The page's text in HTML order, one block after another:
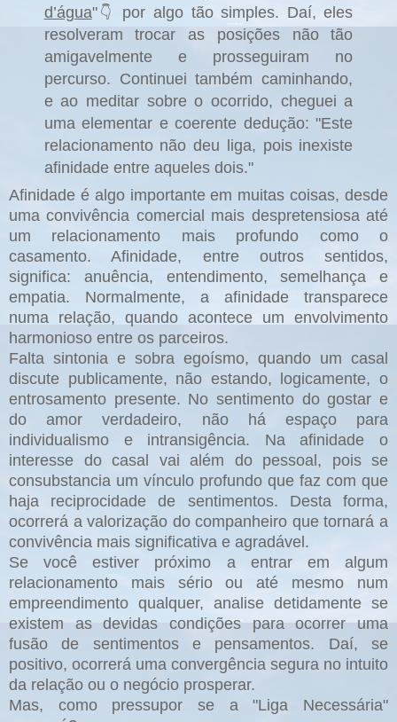
d’água"👇
por algo tão simples. Daí, eles
resolveram trocar as posições não tão
amigavelmente e prosseguiram no
percurso. Continuei também caminhando,
e ao meditar sobre o ocorrido, cheguei a
uma elementar e coerente dedução: "Este
relacionamento não deu liga, pois inexiste
afinidade entre aqueles dois."
Afinidade é algo importante em muitas coisas, desde
uma convivência comercial mais despretensiosa até
um relacionamento mais profundo como o
casamento. Afinidade, entre outros sentidos,
significa: anuência, entendimento, semelhança e
empatia. Normalmente, a afinidade transparece
numa relação, quando acontece um envolvimento
harmonioso entre os parceiros.
Falta sintonia e sobra egoísmo, quando um casal
discute publicamente, não estando, logicamente, o
entrosamento presente. No sentimento do gostar e
do amor verdadeiro, não há espaço para
individualismo e intransigência. Na afinidade o
interesse do casal vai além do pessoal, pois se
consubstancia um vínculo profundo que faz com que
haja reciprocidade de sentimentos. Desta forma,
ocorrerá a valorização do companheiro que tornará a
convivência mais significativa e agradável.
Se você estiver próximo a entrar em algum
relacionamento mais sério ou até mesmo num
empreendimento qualquer, analise detidamente se
existem as devidas condições para ocorrer uma
fusão de sentimentos e pensamentos. Daí, se
positivo, ocorrerá uma convergência segura no intuito
da relação ou o negócio prosperar.
Mas, como pressupor se a "Liga Necessária"